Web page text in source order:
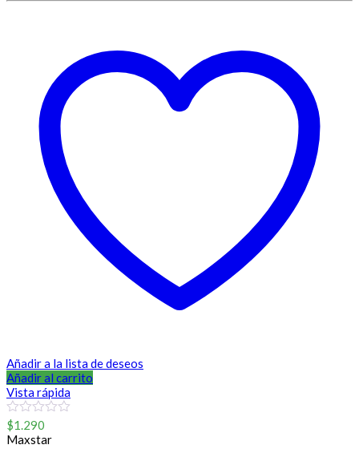
Añadir a la lista de deseos
Añadir al carrito
Vista rápida
0
out
of
$1.290
Maxstar